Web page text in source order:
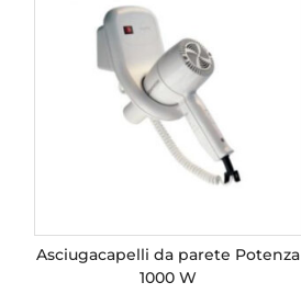
Asciugacapelli da parete Potenza
1000 W